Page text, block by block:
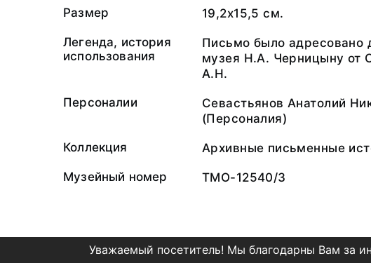
Размер 19,2х15,5 см.
Легенда, история
использования
Письмо было адресовано
музея Н.А. Черницыну от
А.Н.
Персоналии
Севастьянов Анатолий
(Персоналия)
Коллекция Архивные письменные
Музейный номер ТМО-12540/3
Уважаемый посетитель! Мы благодарны Вам за